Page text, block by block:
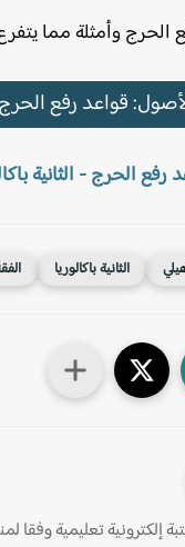
الحرج وأمثلة مما
قواعد رفع الحرج -
الحرج - الثانية
الثانية باكالوريا
إلكترونية تعليمية وفقا